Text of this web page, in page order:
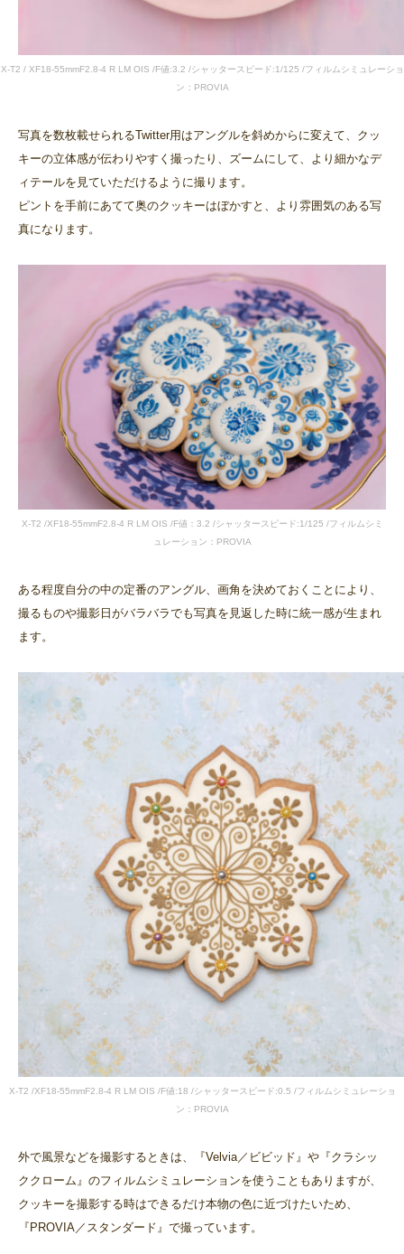
X-T2 / XF18-55mmF2.8-4 R LM OIS /F値:3.2 /シャッタースピード:1/125 /フィルムシミュレーショ
ン：PROVIA
写真を数枚載せられるTwitter用はアングルを斜めからに変えて、クッ
キーの立体感が伝わりやすく撮ったり、ズームにして、より細かなデ
ィテールを見ていただけるように撮ります。
ピントを手前にあてて奥のクッキーはぼかすと、より雰囲気のある写
真になります。
X-T2 /XF18-55mmF2.8-4 R LM OIS /F値：3.2 /シャッタースピード:1/125 /フィルムシミ
ュレーション：PROVIA
ある程度自分の中の定番のアングル、画角を決めておくことにより、
撮るものや撮影日がバラバラでも写真を見返した時に統一感が生まれ
ます。
X-T2 /XF18-55mmF2.8-4 R LM OIS /F値:18 /シャッタースピード:0.5 /フィルムシミュレーショ
ン：PROVIA
外で風景などを撮影するときは、『Velvia／ビビッド』や『クラシッ
ククローム』のフィルムシミュレーションを使うこともありますが、
クッキーを撮影する時はできるだけ本物の色に近づけたいため、
『PROVIA／スタンダード』で撮っています。